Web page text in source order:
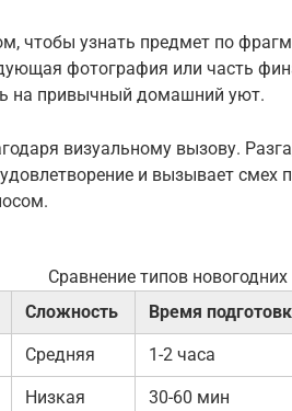
чтобы узнать предмет по
фотография или часть
на привычный домашний уют.
визуальному вызову.
и вызывает смех
Сравнение типов новогодних
Сложность Время
Средняя 1-2 часа
Низкая 30-60 мин